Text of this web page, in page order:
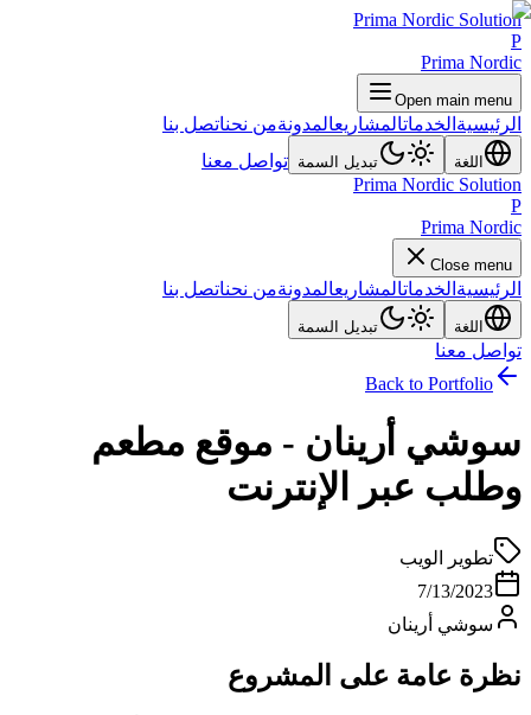
Prima Nordic Solution
P
Prima Nordic
Open main menu
الرئيسية الخدماتالمشاريعالمدونةمن نحناتصل بنا
اللغة تبديل السمة تواصل معنا
Prima Nordic Solution
P
Prima Nordic
Close menu
الرئيسية الخدماتالمشاريعالمدونةمن نحناتصل بنا
اللغة تبديل السمة
تواصل معنا
Back to Portfolio
سوشي أرينان - موقع مطعم
وطلب عبر الإنترنت
تطوير الويب
7/13/2023
سوشي أرينان
نظرة عامة على المشروع